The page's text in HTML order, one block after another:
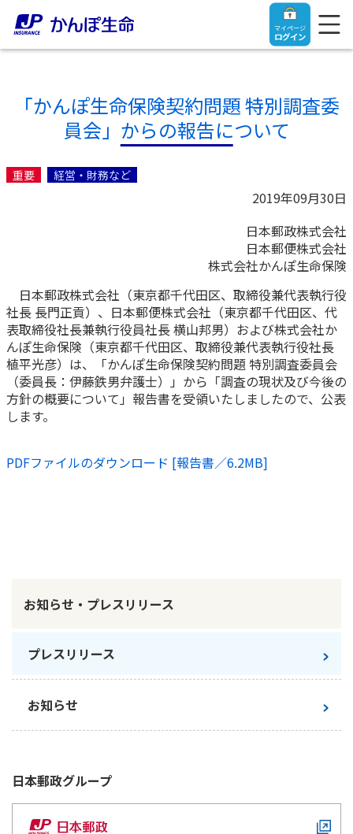
マイページ
ログイン
トップ
ご契約者さま
入院保険金・手術保険金のご請求
きっかけ・できごとから探す
ログイン
ご契約内容の確認
お客さまに関する情報等の確認の取り組み
保険をご検討中のお客さま
終身保険
養老保険
学資保険
保険かんたん診断
これからのライフイベントでかかる費用とは？
ご契約手続きの流れ
保険料のお払込方法
【まずはご相談ください】企業経営でお悩みの方はこ
ちら
法人のお客さま向け商品一覧
目的から探す
かんぽ生命の団体取扱い
お役立ち情報
かんぽのLifeサポートナビ
子育て
かんぽアプリ～かんぽの健康と安心を手のひらに～
かんぽ生命について
かんぽ生命について
財務情報
日本郵政グループとしての取り組み
採用情報
CM・オウンドメディア／ソーシャルメディア
よくあるご質問
お問い合わせ
採用情報
English
「かんぽ生命保険契約問題 特別調査委
員会」からの報告について
重要 経営・財務など
2019年09月30日
日本郵政株式会社
日本郵便株式会社
株式会社かんぽ生命保険
日本郵政株式会社（東京都千代田区、取締役兼代表執行役
社長 長門正貢）、日本郵便株式会社（東京都千代田区、代
表取締役社長兼執行役員社長 横山邦男）および株式会社か
んぽ生命保険（東京都千代田区、取締役兼代表執行役社長
植平光彦）は、「かんぽ生命保険契約問題 特別調査委員会
（委員長：伊藤鉄男弁護士）」から「調査の現状及び今後の
方針の概要について」報告書を受領いたしましたので、公表
します。
PDFファイルのダウンロード [報告書／6.2MB]
お知らせ・プレスリリース
プレスリリース
お知らせ
日本郵政グループ